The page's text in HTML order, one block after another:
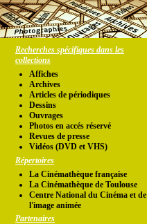
Recherches spécifiques dans les
collections
Affiches
Archives
Articles de périodiques
Dessins
Ouvrages
Photos en accés réservé
Revues de presse
Vidéos (DVD et VHS)
Répertoires
La Cinémathèque française
La Cinémathèque de Toulouse
Centre National du Cinéma et de
l'image animée
Partenaires